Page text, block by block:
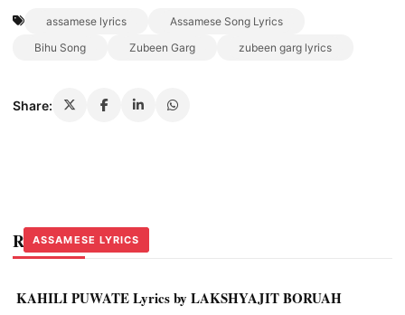
assamese lyrics
Assamese Song Lyrics
Bihu Song
Zubeen Garg zubeen garg lyrics
Share:
Related Stories
ASSAMESE LYRICS
KAHILI PUWATE Lyrics by LAKSHYAJIT BORUAH
ASSAMESE LYRICS
ASSAMESE LYRICS